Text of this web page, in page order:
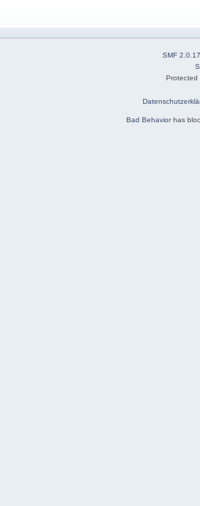
SMF 2.0.17
Bad Behaviorhas